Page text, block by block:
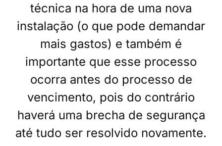
técnica na hora de uma nova
instalação (o que pode demandar
mais gastos) e também é
importante que esse processo
ocorra antes do processo de
vencimento, pois do contrário
haverá uma brecha de segurança
até tudo ser resolvido novamente.